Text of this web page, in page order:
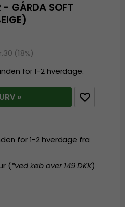
- GÅRDA SOFT
(18%)
for 1-2 hverdage.
»
for 1-2 hverdage fra
(*ved køb over 149 DKK)